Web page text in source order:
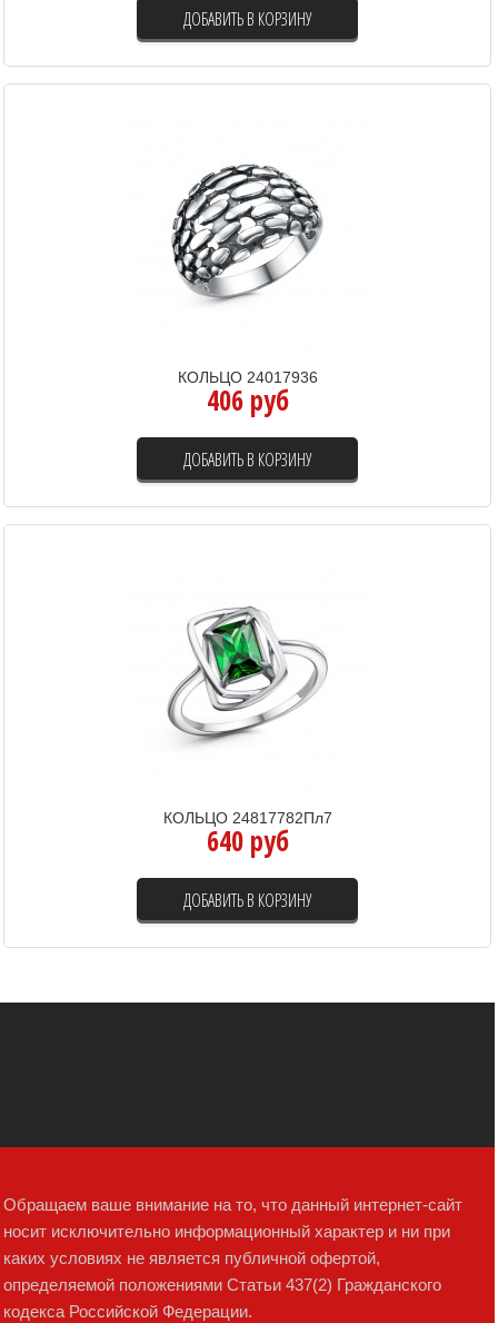
ДОБАВИТЬ В КОРЗИНУ
КОЛЬЦО 24017936
406 руб
ДОБАВИТЬ В КОРЗИНУ
КОЛЬЦО 24817782Пл7
640 руб
ДОБАВИТЬ В КОРЗИНУ
Обращаем ваше внимание на то, что данный интернет-сайт
носит исключительно информационный характер и ни при
каких условиях не является публичной офертой,
определяемой положениями Статьи 437(2) Гражданского
кодекса Российской Федерации.